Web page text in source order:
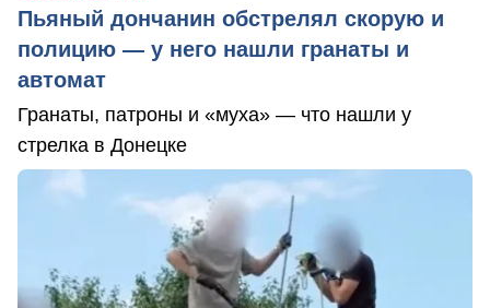
Пьяный дончанин обстрелял скорую и
полицию — у него нашли гранаты и
автомат
Гранаты, патроны и «муха» — что нашли у
стрелка в Донецке